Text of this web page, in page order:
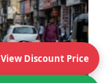
View Discount Price